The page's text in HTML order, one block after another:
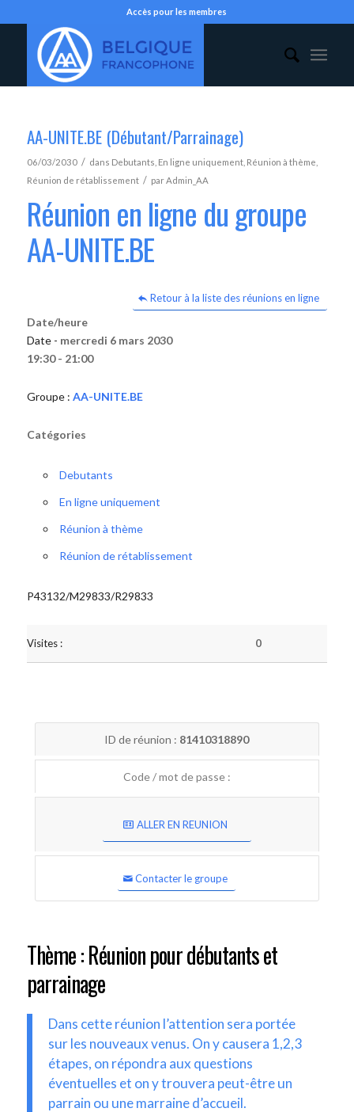
Accès pour les membres
AA-UNITE.BE (Débutant/Parrainage)
06/03/2030 / dans Debutants En ligne uniquement, Réunion à thème
Réunion de rétablissement / parAdmin_AA
Réunion en ligne du groupe
AA-UNITE.BE
Retour à la liste des réunions en ligne
Date/heure
Date - mercredi 6 mars 2030
19:30 - 21:00
Groupe : AA-UNITE.BE
Catégories
Debutants
En ligne uniquement
Réunion à thème
Réunion de rétablissement
P43132/M29833/R29833
Visites : 0
ID de réunion : 81410318890
Code / mot de passe :
ALLER EN REUNION
Contacter le groupe
Thème : Réunion pour débutants et
parrainage
Dans cette réunion l’attention sera portée
sur les nouveaux venus. On y causera 1,2,3
étapes, on répondra aux questions
éventuelles et on y trouvera peut-être un
parrain ou une marraine d’accueil.